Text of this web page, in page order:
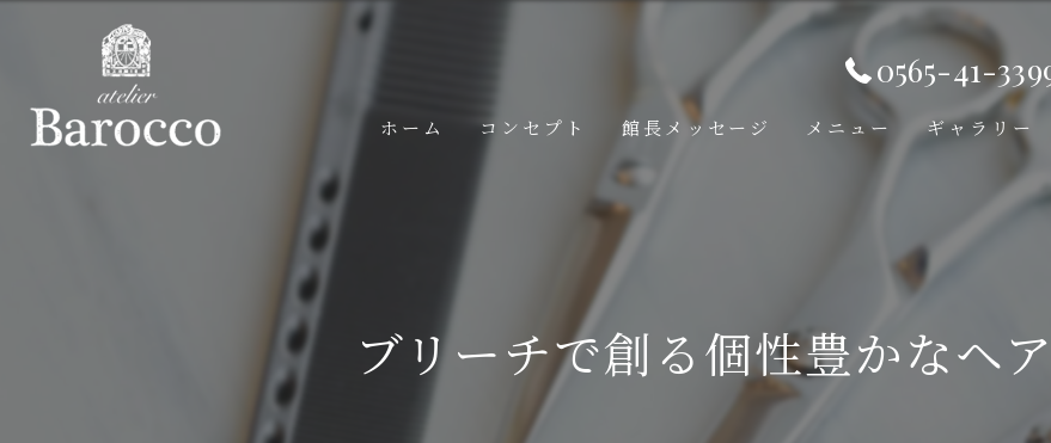
0565-41-
ホーム コンセプト 館長メッセージ メニュー ギャラリー
ブリーチで創る個性豊かなヘ